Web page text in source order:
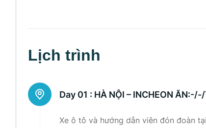
Lịch trình
Day 01 : HÀ NỘI – INCHEON
Xe ô tô và hướng dẫn viên đón đoàn